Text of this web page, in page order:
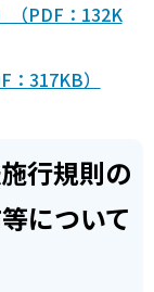
（PDF：132K
：317KB）
行規則の
について